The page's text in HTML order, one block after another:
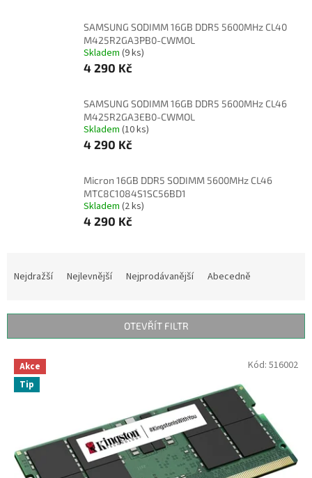
SAMSUNG SODIMM 16GB DDR5 5600MHz CL40
M425R2GA3PB0-CWMOL
Skladem (9 ks)
4 290 Kč
SAMSUNG SODIMM 16GB DDR5 5600MHz CL46
M425R2GA3EB0-CWMOL
Skladem (10 ks)
4 290 Kč
Micron 16GB DDR5 SODIMM 5600MHz CL46
MTC8C1084S1SC56BD1
Skladem (2 ks)
4 290 Kč
í
Nejdražší Nejlevnější Nejprodávanější Abecedně
OTEVŘÍT FILTR
V
p
Akce
Tip
Kód: 516002